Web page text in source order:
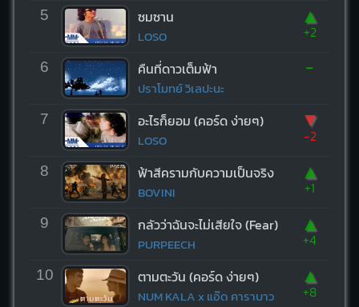
5 ซมซาน
LOSO
▲
+2
6 คืนที่ดาวเต็มฟ้า
ปราโมทย์ วิเลปะนะ
-
7 อะไรก็ยอม (คอร์ด ง่ายๆ)
LOSO
▼
-2
8 ฟ้าสีครามกับความเป็นจริง
BOVINI
▲
+1
9 กลัวว่าฉันจะไม่เสียใจ (Fear)
PURPEECH
▲
+4
10 ตามตะวัน (คอร์ด ง่ายๆ)
NUM KALA x แอ๊ด คาราบาว
▲
+8